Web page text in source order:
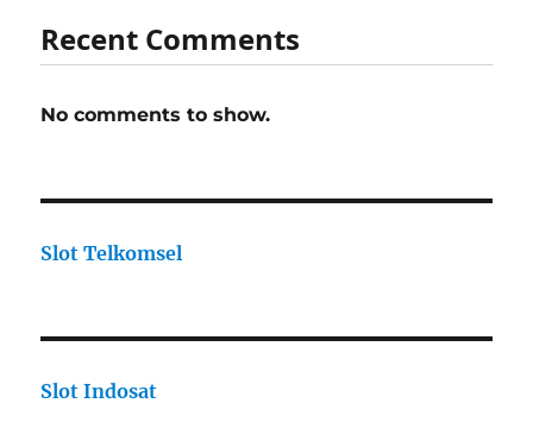
Recent Comments
No comments to show.
Slot Telkomsel
Slot Indosat